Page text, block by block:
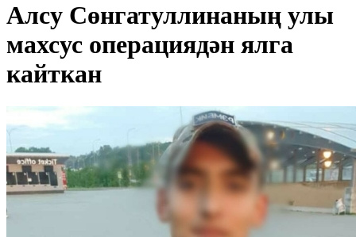
Алсу Сөнгатуллинаның улы
махсус операциядән ялга
кайткан